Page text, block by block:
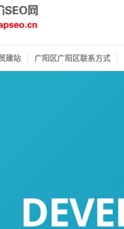
建站 广阳区广阳区联系方式